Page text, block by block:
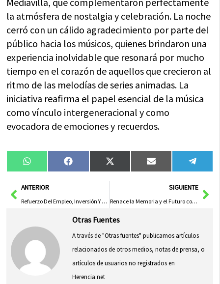
la atmósfera de nostalgia y celebración. La noche
cerró con un cálido agradecimiento por parte del
público hacia los músicos, quienes brindaron una
experiencia inolvidable que resonará por mucho
tiempo en el corazón de aquellos que crecieron al
ritmo de las melodías de series animadas. La
iniciativa reafirma el papel esencial de la música
como vínculo intergeneracional y como
evocadora de emociones y recuerdos.
Compartir
en
WhatsAppCompartir
en
FacebookCompartir
en
X
(Twitter)
Compartir
en
Email
en
AntANTERIOR
Refuerzo Del Empleo, Inversión Y Cohesión Social En Castilla-La Mancha Con La Ley De Presupuestos De 2026
SIGUIENTE
Renace la Memoria y el Futuro con la Reinauguración del Programa ‘Dipualba Responde’
Otras Fuentes
A través de "Otras fuentes" publicamos artículos
relacionados de otros medios, notas de prensa, o
artículos de usuarios no registrados en
Herencia.net